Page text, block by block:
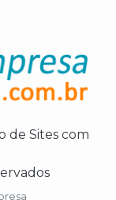
de Sites com